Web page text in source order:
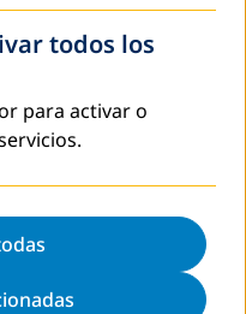
en
Guatemala,
Pop N´oj , Mesa
todos los
para activar o